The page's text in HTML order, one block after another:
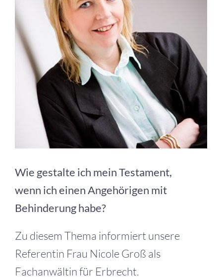
Wie gestalte ich mein Testament,
wenn ich einen Angehörigen mit
Behinderung habe?
Zu diesem Thema informiert unsere
Referentin Frau Nicole Groß als
Fachanwältin für Erbrecht.